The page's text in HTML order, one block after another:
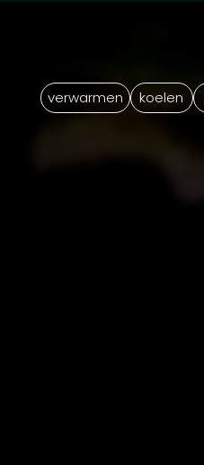
verwarmen koelen